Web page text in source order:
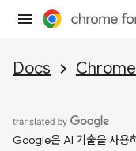
Docs
Google은 AI 기술을 사용